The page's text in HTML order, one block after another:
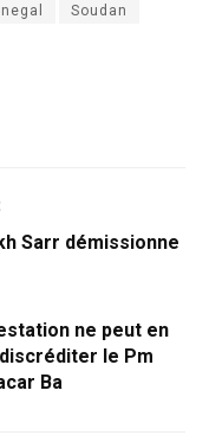
Soudan
Sarr démissionne
ne peut en
le Pm
Ba